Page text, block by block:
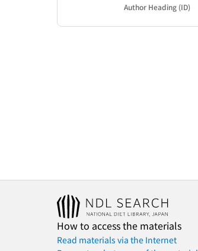
Author Heading (ID)
How to access the materials
Read materials via the Internet